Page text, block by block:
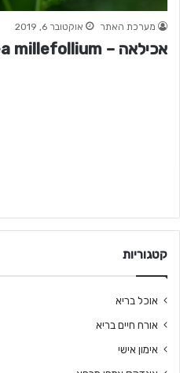
מערכת האתר אוקטובר 6, 2019
אכילאה – Achillea millefollium
קטגוריות
אוכל בריא
אורח חיים בריא
אימון אישי